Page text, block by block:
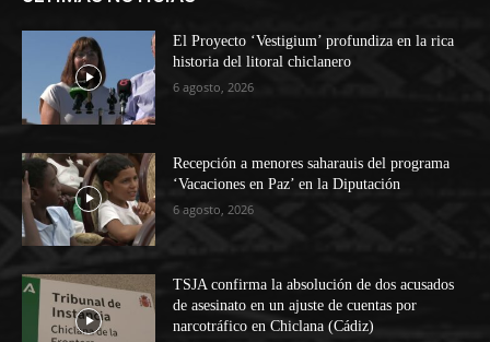
El Proyecto ‘Vestigium’ profundiza en la rica
historia del litoral chiclanero
6 agosto, 2026
Recepción a menores saharauis del programa
‘Vacaciones en Paz’ en la Diputación
6 agosto, 2026
TSJA confirma la absolución de dos acusados
de asesinato en un ajuste de cuentas por
narcotráfico en Chiclana (Cádiz)